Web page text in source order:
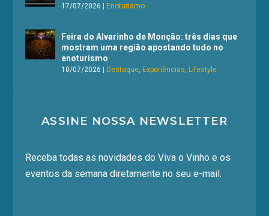
17/07/2026 |Enoturismo
Feira do Alvarinho de Monção: três dias que
mostram uma região apostando tudo no
enoturismo
10/07/2026 |Destaque,Experiências,Lifestyle
ASSINE NOSSA NEWSLETTER
Receba todas as novidades do Viva o Vinho e os
eventos da semana diretamente no seu e-mail.